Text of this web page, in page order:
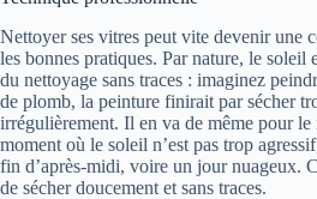
Nettoyer ses vitres peut vite devenir une
les bonnes pratiques. Par nature, le soleil
du nettoyage sans traces : imaginez
de plomb, la peinture finirait par sécher
irrégulièrement. Il en va de même pour le
moment où le soleil n’est pas trop
fin d’après-midi, voire un jour nuageux.
de sécher doucement et sans traces.